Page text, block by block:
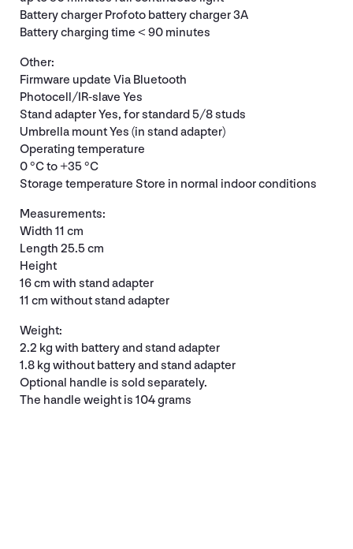
Battery charger Profoto battery charger 3A
Battery charging time < 90 minutes
Other:
Firmware update Via Bluetooth
Photocell/IR-slave Yes
Stand adapter Yes, for standard 5/8 studs
Umbrella mount Yes (in stand adapter)
Operating temperature
0 °C to +35 °C
Storage temperature Store in normal indoor conditions
Measurements:
Width 11 cm
Length 25.5 cm
Height
16 cm with stand adapter
11 cm without stand adapter
Weight:
2.2 kg with battery and stand adapter
1.8 kg without battery and stand adapter
Optional handle is sold separately.
The handle weight is 104 grams